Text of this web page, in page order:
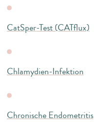
CatSper-Test (CATflux)
Chlamydien-Infektion
Chronische Endometritis